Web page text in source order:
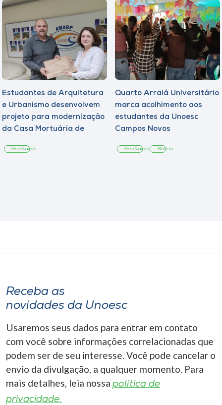
Estudantes de Arquitetura
e Urbanismo desenvolvem
projeto para modernização
da Casa Mortuária de
Graduação
Quarto Arraiá Universitário
marca acolhimento aos
estudantes da Unoesc
Campos Novos
Graduação Notícia
Receba as
novidades da Unoesc
Usaremos seus dados para entrar em contato
com você sobre informações correlacionadas que
podem ser de seu interesse. Você pode cancelar o
envio da divulgação, a qualquer momento. Para
mais detalhes, leia nossa política de
privacidade.